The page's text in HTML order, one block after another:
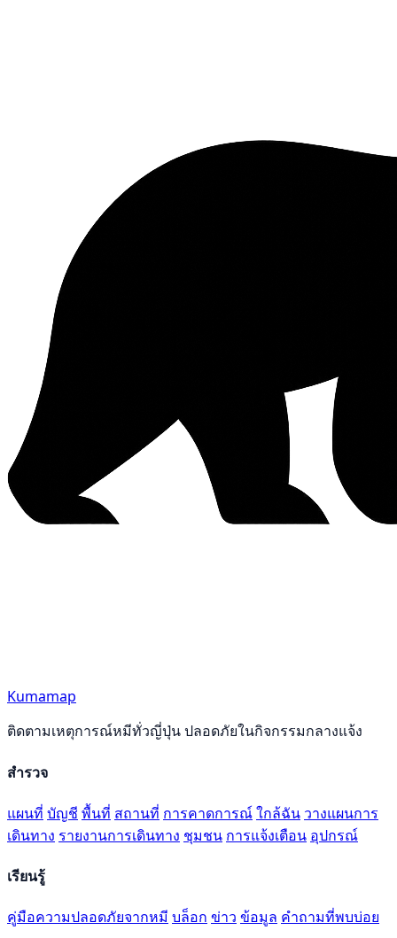
Kumamap
ติดตามเหตุการณ์หมีทั่วญี่ปุ่น ปลอดภัยในกิจกรรมกลางแจ้ง
สำรวจ
แผนที่ บัญชี พื้นที่ สถานที่ การคาดการณ์ใกล้ฉัน วางแผนการ
เดินทาง รายงานการเดินทาง ชุมชน การแจ้งเตือน อุปกรณ์
เรียนรู้
คู่มือความปลอดภัยจากหมี บล็อก ข่าว ข้อมูล คำถามที่พบบ่อย